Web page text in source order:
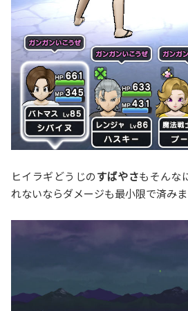
ヒイラギどうじのすばやさもそんな
れないならダメージも最小限で済みま